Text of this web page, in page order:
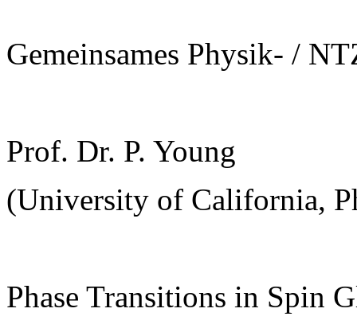
Gemeinsames Physik- /
Prof. Dr. P. Young
(University of California,
Phase Transitions in Spin